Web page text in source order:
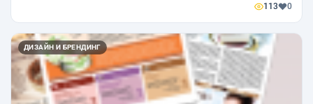
113 0
ДИЗАЙН И БРЕНДИНГ